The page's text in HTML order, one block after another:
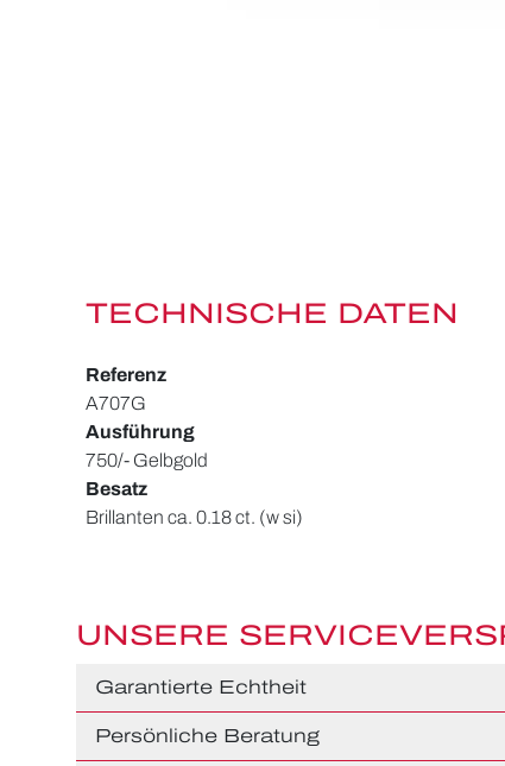
TECHNISCHE DATEN
Referenz
A707G
Ausführung
750/- Gelbgold
Besatz
Brillanten ca. 0.18 ct. (w si)
UNSERE
Garantierte Echtheit
Persönliche Beratung